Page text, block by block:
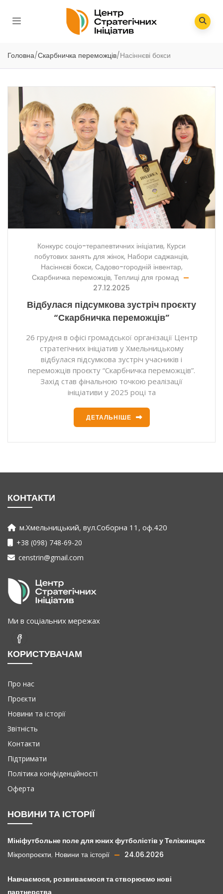
Головна/Скарбничка переможців/Насіннєві бокси
Конкурс соціо-терапевтичних ініціатив, Курси
побутових занять для жінок, Набори саджанців,
Насіннєві бокси, Садово-городній інвентар,
Скарбничка переможців, Теплиці для громад
27.12.2025
Відбулася підсумкова зустріч проєкту
“Скарбничка переможців”
26 грудня в офісі громадської організації Центр
стратегічних ініціатив у Хмельницькому
відбулася підсумкова зустріч учасників і
переможців проєкту “Скарбничка переможців”.
Захід став фінальною точкою реалізації
ініціативи у 2025 році та
ДЕТАЛЬНІШЕ
КОНТАКТИ
м.Хмельницький, вул.Соборна 11, оф.420
+38 (098) 748-69-20
censtrin@gmail.com
Ми в соціальних мережах
КОРИСТУВАЧАМ
Про нас
Проєкти
Новини та історії
Звітність
Контакти
Підтримати
Політика конфіденційності
Оферта
НОВИНИ ТА ІСТОРІЇ
Мініфутбольне поле для юних футболістів у Теліжинцях
Мікропроєкти, Новини та історії 24.06.2026
Навчаємося, розвиваємося та створюємо нові